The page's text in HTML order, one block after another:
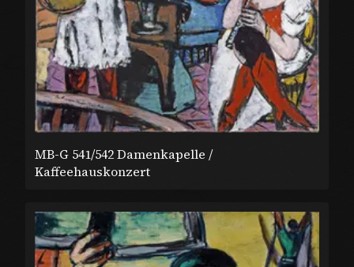
MB-G 541/542 Damenkapelle /
Kaffeehauskonzert